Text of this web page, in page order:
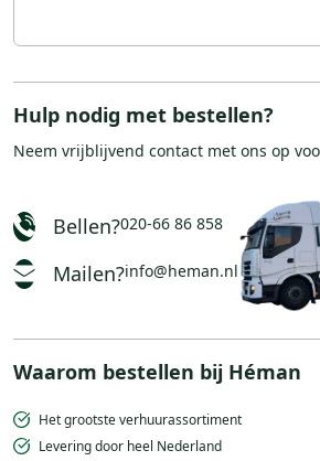
Hulp nodig met bestellen?
Neem vrijblijvend contact met ons op
Bellen?020-66 86 858
Mailen?info@heman.nl
Waarom bestellen bij Héman
Het grootste verhuurassortiment
Levering door heel Nederland